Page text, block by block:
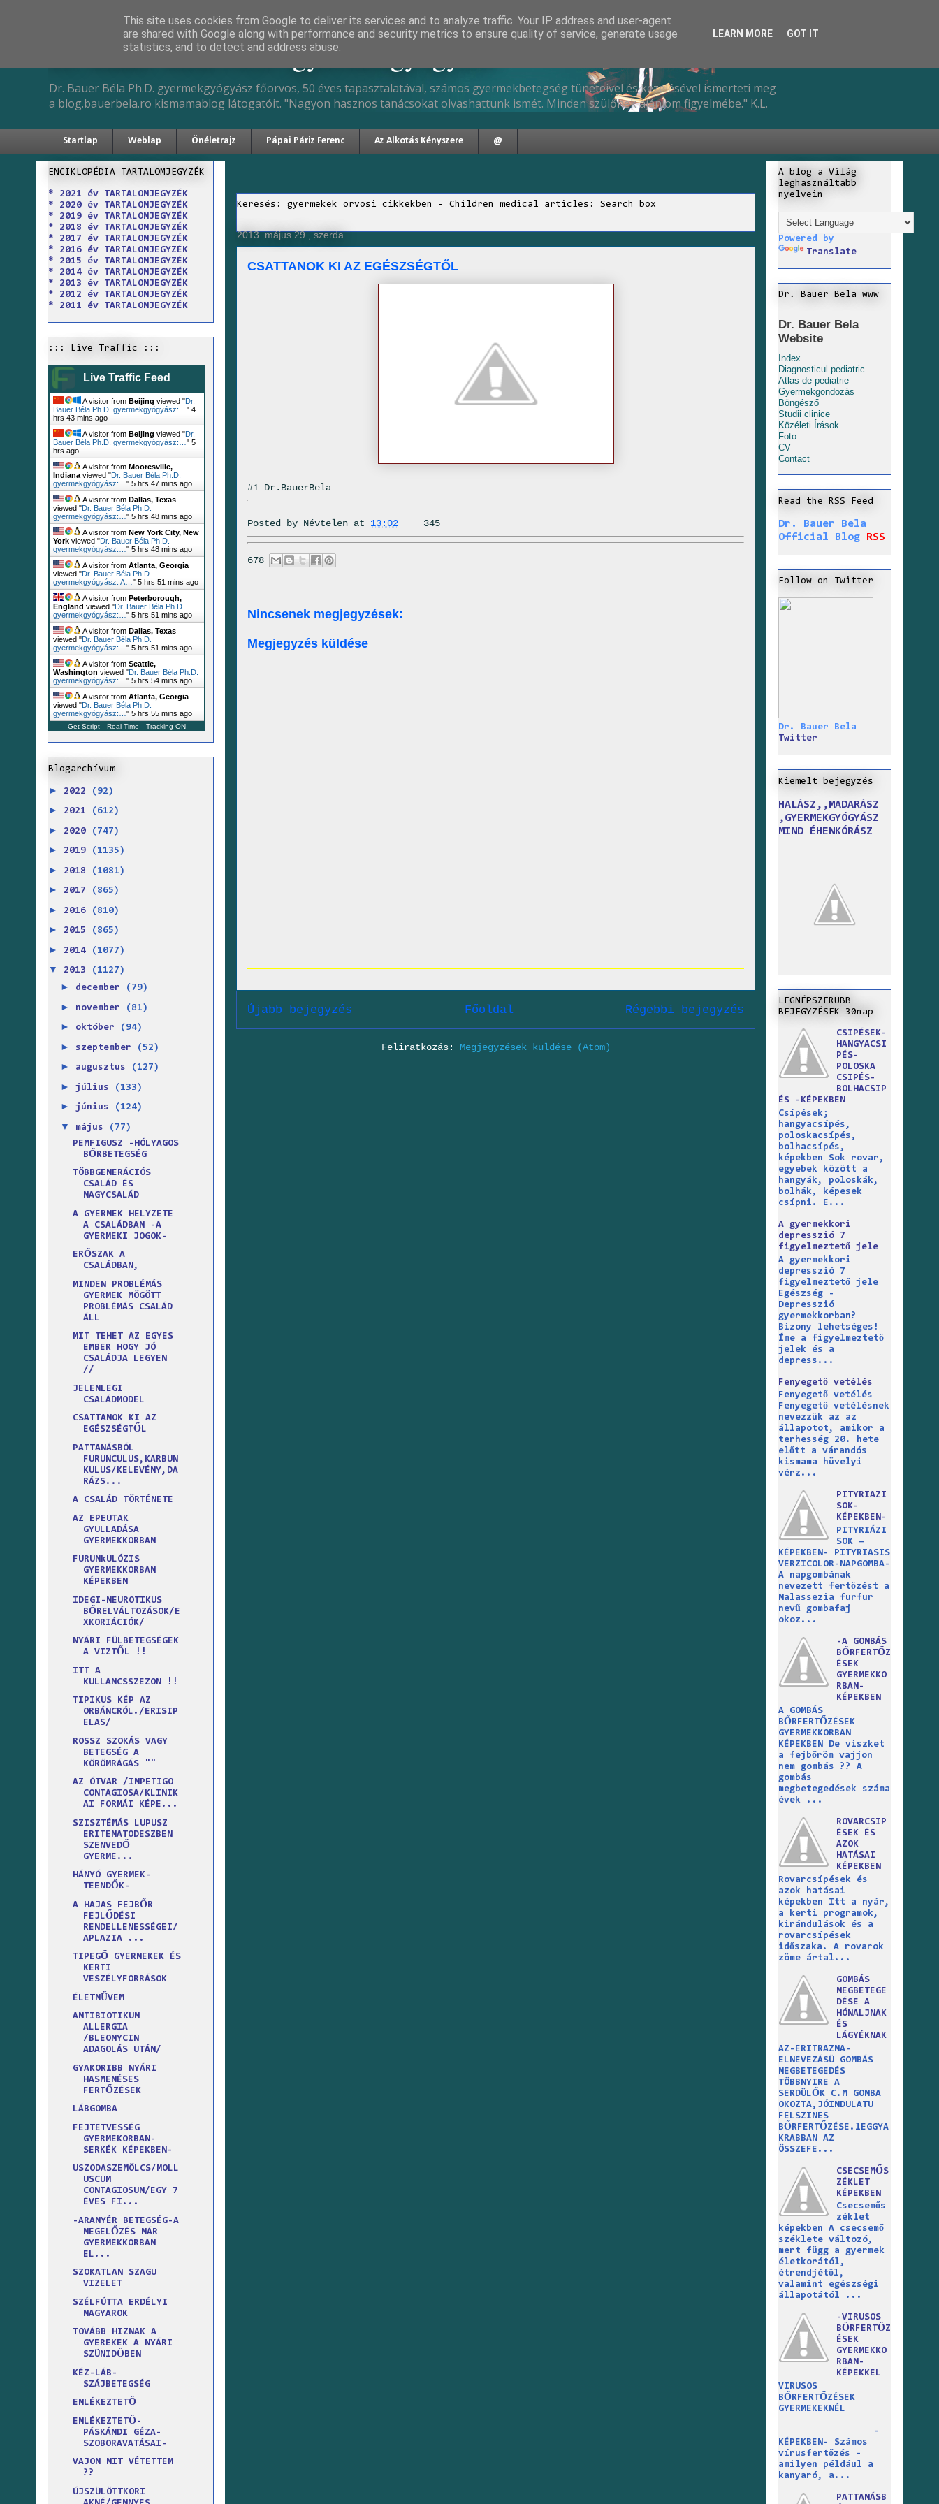
Dr. Bauer Béla Ph.D. gyermekgyógyász
Dr. Bauer Béla Ph.D. gyermekgyógyász főorvos, 50 éves tapasztalatával, számos gyermekbetegség tüneteivel és kezelésével ismerteti meg
a blog.bauerbela.ro kismamablog látogatóit. "Nagyon hasznos tanácsokat olvashattunk ismét. Minden szülőnek ajánlom figyelmébe." K.L.
Startlap Weblap Önéletrajz Pápai Páriz Ferenc Az Alkotás Kényszere @
Keresés: gyermekek orvosi cikkekben - Children medical articles: Search box
2013. május 29., szerda
CSATTANOK KI AZ EGÉSZSÉGTŐL
#1 Dr.BauerBela
Posted by Névtelen at 13:02 345
678
Nincsenek megjegyzések:
Megjegyzés küldése
Újabb bejegyzés Régebbi bejegyzés
Főoldal
Feliratkozás: Megjegyzések küldése (Atom)
ENCIKLOPÉDIA TARTALOMJEGYZÉK
* 2021 év TARTALOMJEGYZÉK
* 2020 év TARTALOMJEGYZÉK
* 2019 év TARTALOMJEGYZÉK
* 2018 év TARTALOMJEGYZÉK
* 2017 év TARTALOMJEGYZÉK
* 2016 év TARTALOMJEGYZÉK
* 2015 év TARTALOMJEGYZÉK
* 2014 év TARTALOMJEGYZÉK
* 2013 év TARTALOMJEGYZÉK
* 2012 év TARTALOMJEGYZÉK
* 2011 év TARTALOMJEGYZÉK
::: Live Traffic :::
Live Traffic Feed
A visitor from Beijing viewed "Dr.
Bauer Béla Ph.D. gyermekgyógyász:… " 4
hrs 43 mins ago
A visitor from Beijing viewed "Dr.
Bauer Béla Ph.D. gyermekgyógyász:… " 5
hrs ago
A visitor from Mooresville,
Indiana viewed "Dr. Bauer Béla Ph.D.
gyermekgyógyász:… " 5 hrs 47 mins ago
A visitor from Dallas, Texas
viewed "Dr. Bauer Béla Ph.D.
gyermekgyógyász:… " 5 hrs 48 mins ago
A visitor from New York City, New
York viewed "Dr. Bauer Béla Ph.D.
gyermekgyógyász:… " 5 hrs 48 mins ago
A visitor from Atlanta, Georgia
viewed "Dr. Bauer Béla Ph.D.
gyermekgyógyász: A… " 5 hrs 51 mins ago
A visitor from Peterborough,
England viewed "Dr. Bauer Béla Ph.D.
gyermekgyógyász:… " 5 hrs 51 mins ago
A visitor from Dallas, Texas
viewed "Dr. Bauer Béla Ph.D.
gyermekgyógyász:… " 5 hrs 51 mins ago
A visitor from Seattle,
Washington viewed "Dr. Bauer Béla Ph.D.
gyermekgyógyász:… " 5 hrs 55 mins ago
A visitor from Atlanta, Georgia
viewed "Dr. Bauer Béla Ph.D.
gyermekgyógyász:… " 5 hrs 55 mins ago
Get Script Real Time Tracking ON
Blogarchívum
► 2022 (92)
► 2021 (612)
► 2020 (747)
► 2019 (1135)
► 2018 (1081)
► 2017 (865)
► 2016 (810)
► 2015 (865)
► 2014 (1077)
▼ 2013 (1127)
► december (79)
► november (81)
► október (94)
► szeptember (52)
► augusztus (127)
► július (133)
► június (124)
▼ május
(77)
PEMFIGUSZ -HÓLYAGOS
BŐRBETEGSÉG
TÖBBGENERÁCIÓS
CSALÁD ÉS
NAGYCSALÁD
A GYERMEK HELYZETE
A CSALÁDBAN -A
GYERMEKI JOGOK-
ERŐSZAK A
CSALÁDBAN,
MINDEN PROBLÉMÁS
GYERMEK MÖGÖTT
PROBLÉMÁS CSALÁD
ÁLL
MIT TEHET AZ EGYES
EMBER HOGY JÓ
CSALÁDJA LEGYEN
//
JELENLEGI
CSALÁDMODEL
CSATTANOK KI AZ
EGÉSZSÉGTŐL
PATTANÁSBÓL
FURUNCULUS,KARBUN
KULUS/KELEVÉNY,DA
RÁZS...
A CSALÁD TÖRTÉNETE
AZ EPEUTAK
GYULLADÁSA
GYERMEKKORBAN
FURUNkULÓZIS
GYERMEKKORBAN
KÉPEKBEN
IDEGI-NEUROTIKUS
BŐRELVÁLTOZÁSOK/E
XKORIÁCIÓK/
NYÁRI FÜLBETEGSÉGEK
A VIZTŐL !!
ITT A
KULLANCSSZEZON !!
TIPIKUS KÉP AZ
ORBÁNCRÓL./ERISIP
ELAS/
ROSSZ SZOKÁS VAGY
BETEGSÉG A
KÖRÖMRÁGÁS ""
AZ ÓTVAR /IMPETIGO
CONTAGIOSA/KLINIK
AI FORMÁI KÉPE...
SZISZTÉMÁS LUPUSZ
ERITEMATODESZBEN
SZENVEDŐ
GYERME...
HÁNYÓ GYERMEK-
TEENDŐK-
A HAJAS FEJBŐR
FEJLŐDÉSI
RENDELLENESSÉGEI/
APLAZIA ...
TIPEGŐ GYERMEKEK ÉS
KERTI
VESZÉLYFORRÁSOK
ÉLETMŰVEM
ANTIBIOTIKUM
ALLERGIA
/BLEOMYCIN
ADAGOLÁS UTÁN/
GYAKORIBB NYÁRI
HASMENÉSES
FERTŐZÉSEK
LÁBGOMBA
FEJTETVESSÉG
GYERMEKORBAN-
SERKÉK KÉPEKBEN-
USZODASZEMÖLCS/MOLL
USCUM
CONTAGIOSUM/EGY 7
ÉVES FI...
-ARANYÉR BETEGSÉG-A
MEGELŐZÉS MÁR
GYERMEKKORBAN
EL...
SZOKATLAN SZAGU
VIZELET
SZÉLFÚTTA ERDÉLYI
MAGYAROK
TOVÁBB HIZNAK A
GYEREKEK A NYÁRI
SZÜNIDŐBEN
KÉZ-LÁB-
SZÁJBETEGSÉG
EMLÉKEZTETŐ
EMLÉKEZTETŐ-
PÁSKÁNDI GÉZA-
SZOBORAVATÁSAI-
VAJON MIT VÉTETTEM
??
ÚJSZÜLÖTTKORI
A blog a Világ
leghasználtabb
nyelvein
Powered by
Translate
Dr. Bauer Bela www
Dr. Bauer Bela
Website
Index
Diagnosticul pediatric
Atlas de pediatrie
Gyermekgondozás
Böngésző
Studii clinice
Közéleti Írások
Foto
CV
Contact
Read the RSS Feed
Dr. Bauer Bela
Official Blog
RSS
Follow on Twitter
Dr. Bauer Bela
Twitter
Kiemelt bejegyzés
HALÁSZ,,MADARÁSZ
,GYERMEKGYÓGYÁSZ
MIND ÉHENKÓRÁSZ
LEGNÉPSZERUBB
BEJEGYZÉSEK 30nap
CSIPÉSEK-
HANGYACSI
PÉS-
POLOSKA
CSIPÉS-
BOLHACSIP
ÉS -KÉPEKBEN
Csípések;
hangyacsípés,
poloskacsípés,
bolhacsípés,
képekben Sok rovar,
egyebek között a
hangyák, poloskák,
bolhák, képesek
csípni. E...
A gyermekkori
depresszió 7
figyelmeztető jele
A gyermekkori
depresszió 7
figyelmeztető jele
Egészség -
Depresszió
gyermekkorban?
Bizony lehetséges!
Íme a figyelmeztető
jelek és a
depress...
Fenyegető vetélés
Fenyegető vetélés
Fenyegető vetélésnek
nevezzük az az
állapotot, amikor a
terhesség 20. hete
előtt a várandós
kismama hüvelyi
vérz...
PITYRIAZI
SOK-
KÉPEKBEN-
PITYRIÁZI
SOK –
KÉPEKBEN- PITYRIASIS
VERZICOLOR-NAPGOMBA-
A napgombának
nevezett fertőzést a
Malassezia furfur
nevű gombafaj
okoz...
-A GOMBÁS
BŐRFERTŐZ
ÉSEK
GYERMEKKO
RBAN-
KÉPEKBEN
A GOMBÁS
BŐRFERTŐZÉSEK
GYERMEKKORBAN
KÉPEKBEN De viszket
a fejbőröm vajjon
nem gombás ?? A
gombás
megbetegedések száma
évek ...
ROVARCSIP
ÉSEK ÉS
AZOK
HATÁSAI
KÉPEKBEN
Rovarcsípések és
azok hatásai
képekben Itt a nyár,
a kerti programok,
kirándulások és a
rovarcsípések
időszaka. A rovarok
zöme ártal...
GOMBÁS
MEGBETEGE
DÉSE A
HÓNALJNAK
ÉS
LÁGYÉKNAK
AZ-ERITRAZMA-
ELNEVEZÁSÜ GOMBÁS
MEGBETEGEDÉS
TÖBBNYIRE A
SERDÜLŐK C.M GOMBA
OKOZTA,JÓINDULATU
FELSZINES
BŐRFERTŐZÉSE.lEGGYA
KRABBAN AZ
ÖSSZEFE...
CSECSEMŐS
ZÉKLET
KÉPEKBEN
Csecsemős
zéklet
képekben A csecsemő
széklete változó,
mert függ a gyermek
életkorától,
étrendjétől,
valamint egészségi
állapotától ...
-VIRUSOS
BŐRFERTŐZ
ÉSEK
GYERMEKKO
RBAN-
KÉPEKKEL
VIRUSOS
BŐRFERTŐZÉSEK
GYERMEKEKNÉL
-
KÉPEKBEN- Számos
vírusfertőzés -
amilyen például a
kanyaró, a...
PATTANÁSB
This site uses cookies from Google to deliver its services and to analyze traffic. Your IP address and user-agent
are shared with Google along with performance and security metrics to ensure quality of service, generate usage
statistics, and to detect and address abuse.
LEARN MORE GOT IT